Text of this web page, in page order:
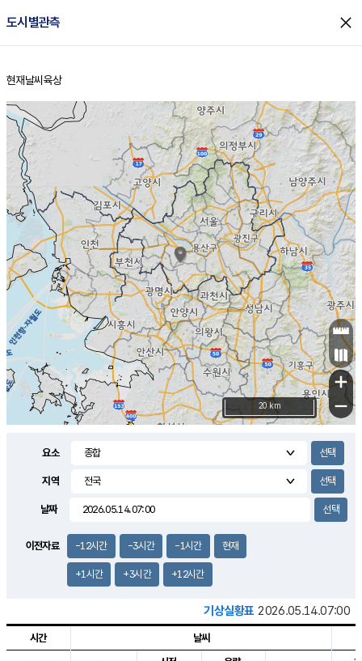
도시별관측 close
홈
현재날씨 육상
+
−
20 km
요소
지역
날짜
이전자료 -12시간 -3시간 -1시간 현재
+1시간 +3시간 +12시간
기상실황표 2026.05.14.07:00
시간 날씨